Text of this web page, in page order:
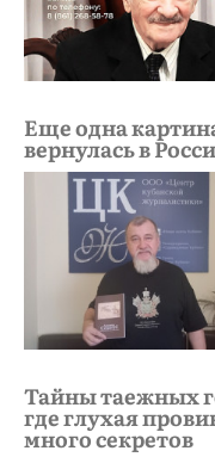
Еще одна
вернулась в
Тайны таежных
где глухая
много секретов